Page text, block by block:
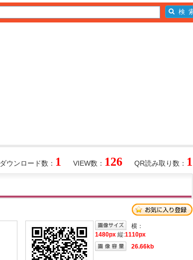
QR読み取り数： 1
VIEW数： 126
ダウンロード数： 1
横：
1480px 縦:1110px
26.66kb